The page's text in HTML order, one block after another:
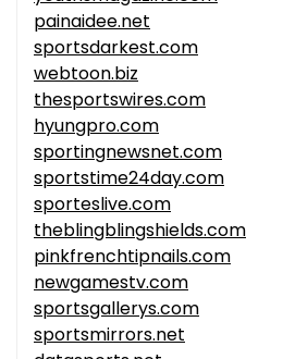
painaidee.net
sportsdarkest.com
webtoon.biz
thesportswires.com
hyungpro.com
sportingnewsnet.com
sportstime24day.com
sporteslive.com
theblingblingshields.com
pinkfrenchtipnails.com
newgamestv.com
sportsgallerys.com
sportsmirrors.net